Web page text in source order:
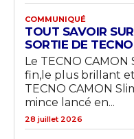
COMMUNIQUÉ
TOUT SAVOIR
SORTIE DE
Le TECNO
fin,le plus brillant
TECNO CAMON
mince lancé en...
28 juillet 2026